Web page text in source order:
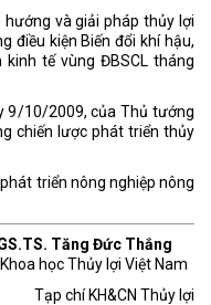
và giải pháp thủy lợi
điều kiện Biến đổi khí hậu,
tế vùng ĐBSCL tháng
9/10/2009, của Thủ tướng
chiến lược phát triển thủy
triển nông nghiệp nông
Tăng Đức Thắng
học Thủy lợi Việt Nam
Tạp chí KH&CN Thủy lợi